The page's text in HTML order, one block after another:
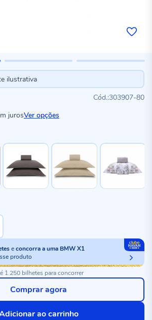
ilustrativa
303907-80
jurosVer opções
econcorra a uma BMW X1
produto
1.250 bilhetes para concorrer
ao carrinho
Comprar agora